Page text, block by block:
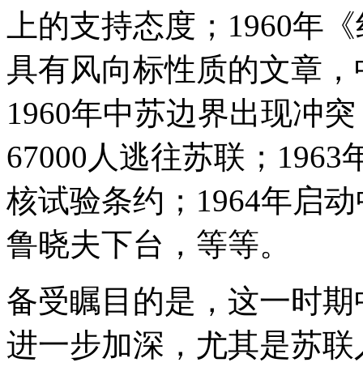
上的支持态度；1960年
具有风向标性质的文章
1960年中苏边界出现冲
67000人逃往苏联；
核试验条约；1964年启
鲁晓夫下台，等等。
备受瞩目的是，这一时
进一步加深，尤其是苏